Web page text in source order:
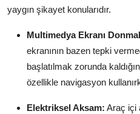
yaygın şikayet konularıdır.
Multimedya Ekranı
ekranının bazen tepki
başlatılmak zorunda
özellikle navigasyon
Elektriksel Aksam: Araç içi